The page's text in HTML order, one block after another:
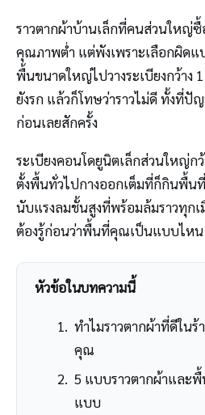
ราวตากผ้าบ้านเล็กที่คนส่วนใหญ่ซื้
คุณภาพต่ำ แต่พังเพราะเลือกผิด
พื้นขนาดใหญ่ไปวางระเบียงกว้าง
ยังรก แล้วก็โทษว่าราวไม่ดี ทั้งที่ปั
ก่อนเลยสักครั้ง
ระเบียงคอนโดยูนิตเล็กส่วนใหญ่กว้
ตั้งพื้นทั่วไปกางออกเต็มที่ก็กินพื้น
นับแรงลมชั้นสูงที่พร้อมล้มราวทุก
ต้องรู้ก่อนว่าพื้นที่คุณเป็นแบบไหน
หัวข้อในบทความนี้
ทำไมราวตากผ้าที่ดีในร้
คุณ
5 แบบราวตากผ้าและ
แบบ